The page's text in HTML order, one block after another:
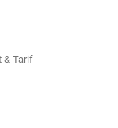
& Tarif